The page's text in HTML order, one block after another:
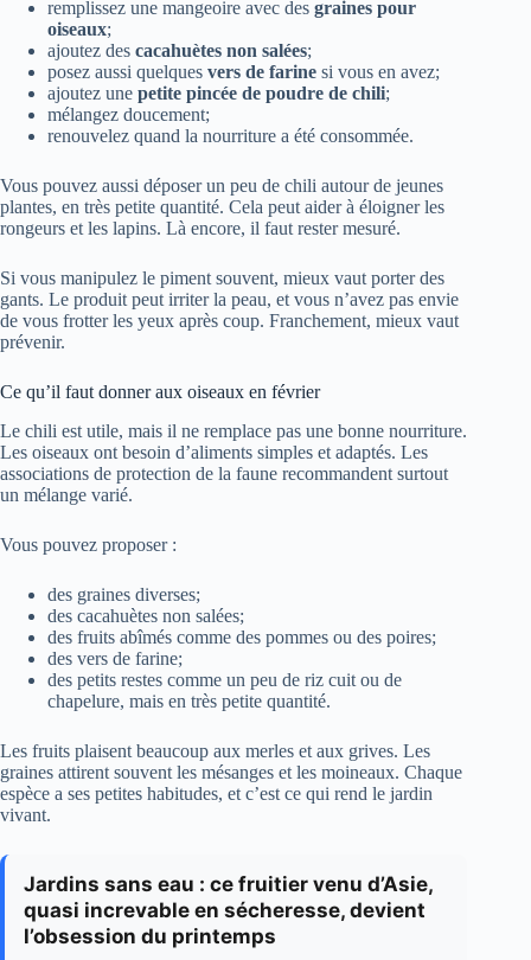
remplissez une mangeoire avec des graines pour
oiseaux;
ajoutez des cacahuètes non salées;
posez aussi quelques vers de farine si vous en avez;
ajoutez une petite pincée de poudre de chili;
mélangez doucement;
renouvelez quand la nourriture a été consommée.
Vous pouvez aussi déposer un peu de chili autour de jeunes
plantes, en très petite quantité. Cela peut aider à éloigner les
rongeurs et les lapins. Là encore, il faut rester mesuré.
Si vous manipulez le piment souvent, mieux vaut porter des
gants. Le produit peut irriter la peau, et vous n’avez pas envie
de vous frotter les yeux après coup. Franchement, mieux vaut
prévenir.
Ce qu’il faut donner aux oiseaux en février
Le chili est utile, mais il ne remplace pas une bonne nourriture.
Les oiseaux ont besoin d’aliments simples et adaptés. Les
associations de protection de la faune recommandent surtout
un mélange varié.
Vous pouvez proposer :
des graines diverses;
des cacahuètes non salées;
des fruits abîmés comme des pommes ou des poires;
des vers de farine;
des petits restes comme un peu de riz cuit ou de
chapelure, mais en très petite quantité.
Les fruits plaisent beaucoup aux merles et aux grives. Les
graines attirent souvent les mésanges et les moineaux. Chaque
espèce a ses petites habitudes, et c’est ce qui rend le jardin
vivant.
Jardins sans eau : ce fruitier venu d’Asie,
quasi increvable en sécheresse, devient
l’obsession du printemps